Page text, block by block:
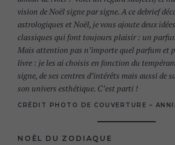
vision de Noël signe par signe. A ce debrief
astrologiques et Noël, je vous ajoute deux
classiques qui font toujours plaisir : un
Mais attention pas n’importe quel parfum et
livre : je les ai choisis en fonction du
signe, de ses centres d’intérêts mais aussi de
son univers esthétique. C’est parti !
CRÉDIT PHOTO DE COUVERTURE –
NOËL DU ZODIAQUE